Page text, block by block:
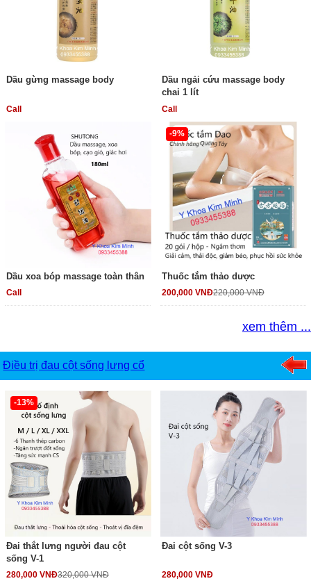
Dầu gừng massage body
Call
Dầu ngải cứu massage body
chai 1 lít
Call
Dầu xoa bóp massage toàn thân
Call
-9%
Thuốc tắm thảo dược
200,000 VNĐ220,000 VNĐ
xem thêm ...
Điều trị đau cột sống lưng cổ
-13%
Đai thắt lưng người đau cột
sống V-1
280,000 VNĐ320,000 VNĐ
Đai cột sống V-3
280,000 VNĐ